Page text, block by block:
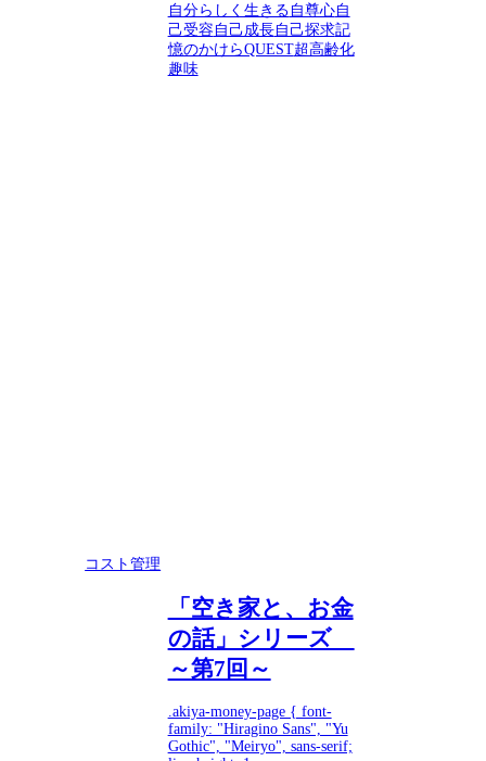
自分らしく生きる 自尊心自
己受容 自己成長自己探求記
憶のかけらQUEST超高齢化
趣味
コスト管理
「空き家と、お金
の話」シリーズ
～第7回～
.akiya-money-page { font-
family: "Hiragino Sans", "Yu
Gothic", "Meiryo", sans-serif;